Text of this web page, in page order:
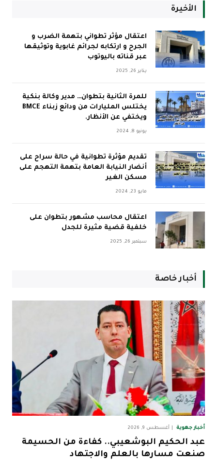
الأخيرة
اعتقال مؤثر تطواني بتهمة الضرب و
الجرح و ارتكابه لجرائم غابوية وتوثيقها
عبر قناته باليوتوب
يناير 26, 2025
للمرة الثانية بتطوان… مدير وكالة بنكية
يختلس المليارات من ودائع زبناء BMCE
ويختفي عن الأنظار.
يونيو 8, 2024
تقديم مؤثرة تطوانية في حالة سراح على
أنضار النيابة العامة بتهمة التهجم على
مسكن الغير
مايو 23, 2024
اعتقال محاسب مشهور بتطوان على
خلفية قضية مثيرة للجدل
سبتمبر 26, 2025
أخبار خاصة
أخبار جهوية أغسطس 9, 2026
عبد الحكيم البوشعيبي.. كفاءة من الحسيمة
صنعت مسارها بالعلم والاجتهاد